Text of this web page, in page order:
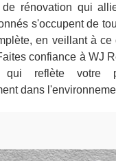
rénovation qui
s'occupent de
en veillant à
confiance à WJ
qui reflète votre
dans